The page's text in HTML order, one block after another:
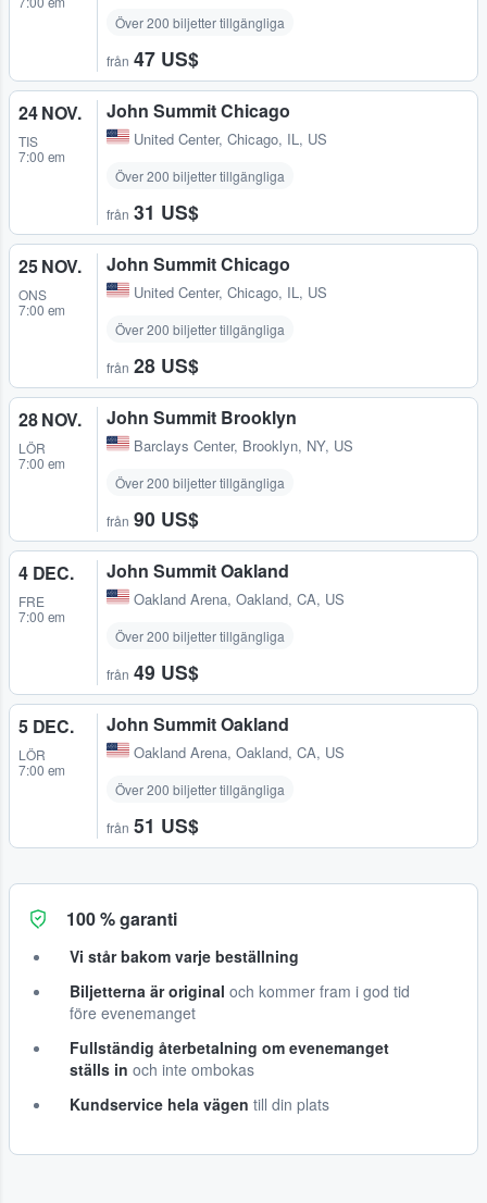
Över 200 biljetter tillgängliga
från 47 US$
24 NOV.
TIS
7:00 em
John Summit Chicago
United Center, Chicago, IL, US
Över 200 biljetter tillgängliga
från 31 US$
25 NOV.
ONS
7:00 em
John Summit Chicago
United Center, Chicago, IL, US
Över 200 biljetter tillgängliga
från 28 US$
28 NOV.
LÖR
7:00 em
John Summit Brooklyn
Barclays Center, Brooklyn, NY, US
Över 200 biljetter tillgängliga
från 90 US$
4 DEC.
FRE
7:00 em
John Summit Oakland
Oakland Arena, Oakland, CA, US
Över 200 biljetter tillgängliga
från 49 US$
5 DEC.
LÖR
7:00 em
John Summit Oakland
Oakland Arena, Oakland, CA, US
Över 200 biljetter tillgängliga
från 51 US$
100 % garanti
Vi står bakom varje beställning
Biljetterna är original och kommer fram i god tid
före evenemanget
Fullständig återbetalning om evenemanget
ställs in och inte ombokas
Kundservice hela vägen till din plats